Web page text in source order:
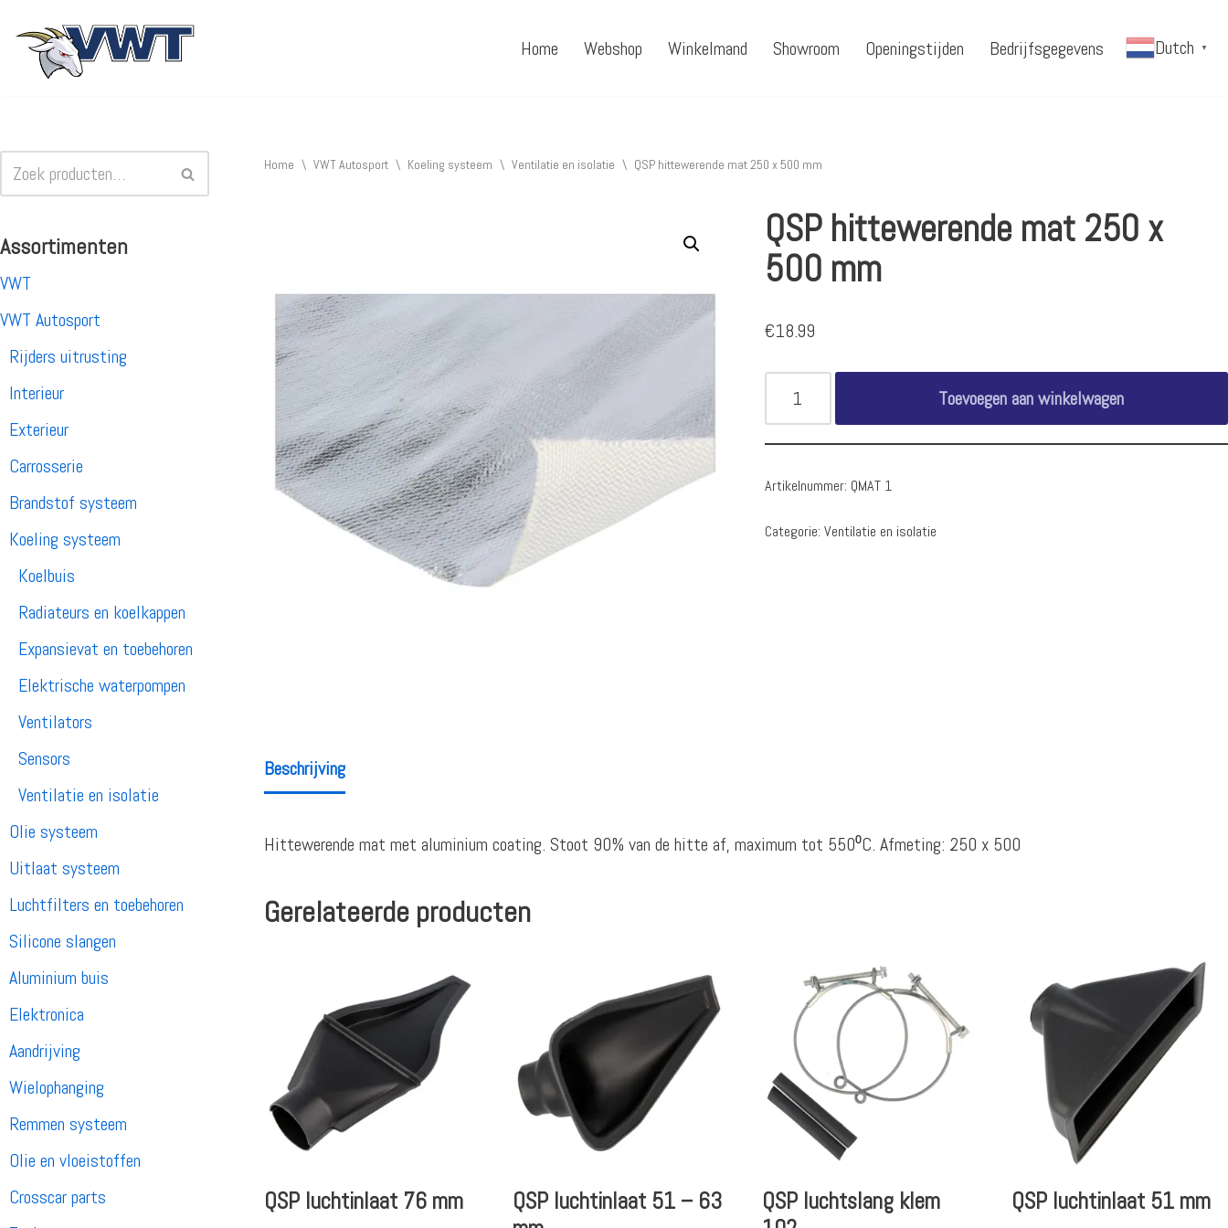
Ga
Home Webshop Winkelmand Showroom Openingstijden Bedrijfsgegevens Dutch ▼
Assortimenten
VWT
VWT Autosport
Rijders uitrusting
Interieur
Exterieur
Carrosserie
Brandstof systeem
Koeling systeem
Koelbuis
Radiateurs en koelkappen
Expansievat en toebehoren
Elektrische waterpompen
Ventilators
Sensors
Ventilatie en isolatie
Olie systeem
Uitlaat systeem
Luchtfilters en toebehoren
Silicone slangen
Aluminium buis
Elektronica
Aandrijving
Wielophanging
Remmen systeem
Olie en vloeistoffen
Crosscar parts
Home \ VWT Autosport \ Koeling systeem \ Ventilatie en isolatie \ QSP hittewerende mat 250 x 500 mm
QSP hittewerende mat 250 x
500 mm
€18.99
Toevoegen aan winkelwagen
Artikelnummer: QMAT 1
Categorie:Ventilatie en isolatie
Beschrijving
Hittewerende mat met aluminium coating. Stoot 90% van de hitte af, maximum tot 550⁰C. Afmeting: 250 x 500
Gerelateerde producten
QSP luchtinlaat 76 mm
QSP luchtinlaat 51 – 63
QSP luchtslang klem
QSP luchtinlaat 51 mm